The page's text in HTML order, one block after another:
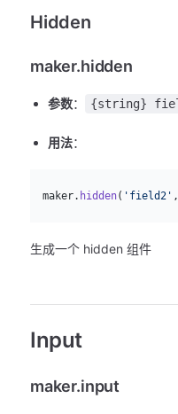
Hidden
maker.hidden
参数： {string}
用法：
  maker.
hidden( 'field2' ,
生成一个 hidden 组件
Input
maker.input